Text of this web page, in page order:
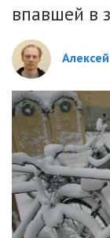
впавшей в